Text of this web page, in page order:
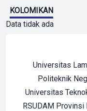
KOLOMIKAN
Data tidak ada
Universitas
Politeknik
Universitas
RSUDAM Provinsi